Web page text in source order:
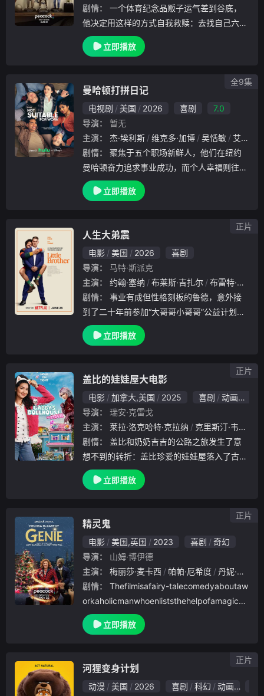
剧情：
他决定用这样的方式自我救赎：去找自己六年
级时的队友、现在已经是NBA传奇球员的史蒂
芬·库里。
立即播放
曼哈顿打拼日记
电视剧 美国 2026 喜剧
7.0
导演：
暂无
主演：
杰·埃利斯 维克多·加博 吴恬敏
艾拉·亨特
剧情：
曼哈顿奋力追求事业成功，而个人幸福则往往
只能排在职业规划之后。
立即播放
全9集
人生大弟震
电影 美国 2026
喜剧
导演：
马特·斯派克
主演：
约翰·塞纳 布莱斯·吉扎尔
布雷特·阿扎尔
剧情：
到了二十年前参加“大哥哥小哥哥”公益计划时
结对对象马库斯的电话。面对这个不请自来、
行为乖张且彻底打乱自己精英生活的不速之客
立即播放
正片
盖比的娃娃屋大电影
电影 加拿大,美国 2025 喜剧 动画
导演：
瑞安·克雷戈
主演：
莱拉·洛克哈特·克拉纳 克里斯汀·韦格
剧情：
想不到的转折：盖比珍爱的娃娃屋落入了古怪
的猫娘薇拉手中。盖比踏上了一场冒险之旅，
她要让盖比猫们团聚，并在为时已晚之前找回
立即播放
正片
精灵鬼
电影 美国,英国 2023 喜剧
奇幻
导演：
山姆·博伊德
主演：
梅丽莎·麦卡西 帕帕·厄希度 丹妮·本顿
剧情：
orkaholicmanwhoenliststhehelpofamagical
genietohelpwinhisfamilybackb
立即播放
正片
河狸变身计划
动漫 美国 2026 喜剧 科幻 动画
正片